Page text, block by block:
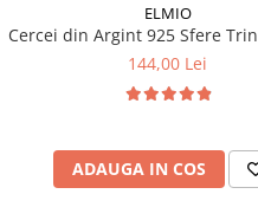
ELMIO
Cercei din Argint 925 Sfere
144,00 Lei
ADAUGA IN COS